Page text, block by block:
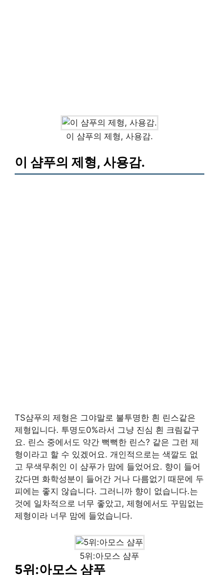
이 샴푸의 제형, 사용감.
이 샴푸의 제형, 사용감.
TS샴푸의 제형은 그야말로 불투명한 흰 린스같은
제형입니다. 투명도0%라서 그냥 진심 흰 크림같구
요. 린스 중에서도 약간 뻑뻑한 린스? 같은 그런 제
형이라고 할 수 있겠어요. 개인적으로는 색깔도 없
고 무색무취인 이 샴푸가 맘에 들었어요. 향이 들어
갔다면 화학성분이 들어간 거나 다름없기 때문에 두
피에는 좋지 않습니다. 그러니까 향이 없습니다.는
것에 일차적으로 너무 좋았고, 제형에서도 꾸밈없는
제형이라 너무 맘에 들었습니다.
5위:아모스 샴푸
5위:아모스 샴푸